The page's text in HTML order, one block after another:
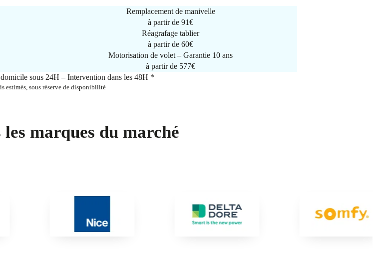
Remplacement de manivelle
à partir de91€
Réagrafage tablier
à partir de60€
Motorisation de volet – Garantie 10 ans
à partir de 577€
sous 24H – Intervention dans les 48H *
estimés, sous réserve de disponibilité
marques du marché